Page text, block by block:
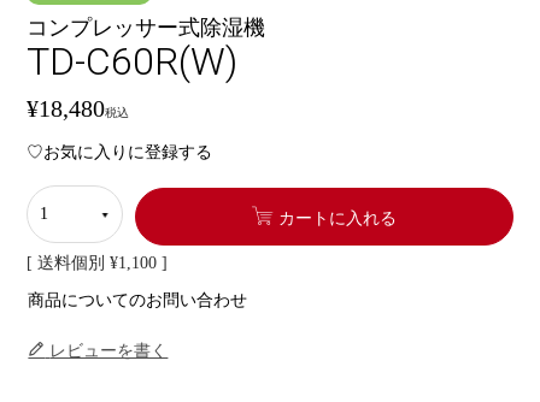
コンプレッサー式除湿機
TD-C60R(W)
¥18,480税込
お気に入りに登録する
カートに入れる
送料個別 ¥1,100
商品についてのお問い合わせ
レビューを書く